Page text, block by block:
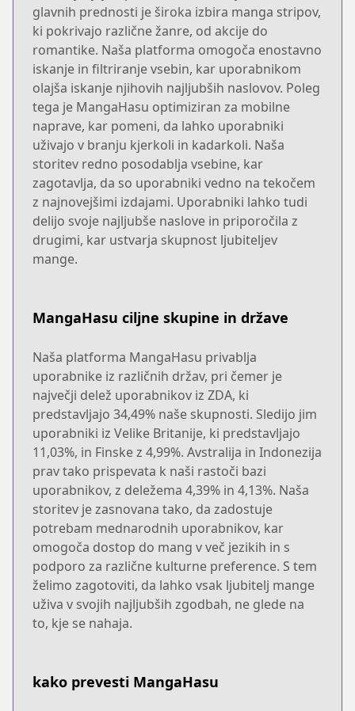
glavnih prednosti je široka izbira manga stripov,
ki pokrivajo različne žanre, od akcije do
romantike. Naša platforma omogoča enostavno
iskanje in filtriranje vsebin, kar uporabnikom
olajša iskanje njihovih najljubših naslovov. Poleg
tega je MangaHasu optimiziran za mobilne
naprave, kar pomeni, da lahko uporabniki
uživajo v branju kjerkoli in kadarkoli. Naša
storitev redno posodablja vsebine, kar
zagotavlja, da so uporabniki vedno na tekočem
z najnovejšimi izdajami. Uporabniki lahko tudi
delijo svoje najljubše naslove in priporočila z
drugimi, kar ustvarja skupnost ljubiteljev
mange.
MangaHasu ciljne skupine in države
Naša platforma MangaHasu privablja
uporabnike iz različnih držav, pri čemer je
največji delež uporabnikov iz ZDA, ki
predstavljajo 34,49% naše skupnosti. Sledijo jim
uporabniki iz Velike Britanije, ki predstavljajo
11,03%, in Finske z 4,99%. Avstralija in Indonezija
prav tako prispevata k naši rastoči bazi
uporabnikov, z deležema 4,39% in 4,13%. Naša
storitev je zasnovana tako, da zadostuje
potrebam mednarodnih uporabnikov, kar
omogoča dostop do mang v več jezikih in s
podporo za različne kulturne preference. S tem
želimo zagotoviti, da lahko vsak ljubitelj mange
uživa v svojih najljubših zgodbah, ne glede na
to, kje se nahaja.
kako prevesti MangaHasu